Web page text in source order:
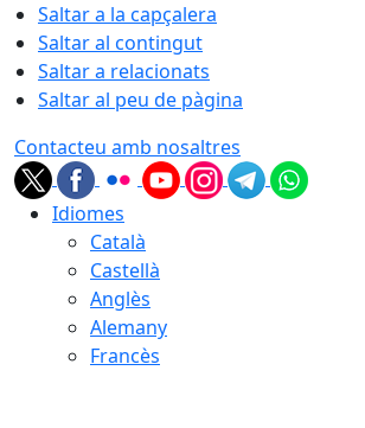
Saltar a la capçalera
Saltar al contingut
Saltar a relacionats
Saltar al peu de pàgina
Contacteu amb nosaltres
Idiomes
Català
Castellà
Anglès
Alemany
Francès